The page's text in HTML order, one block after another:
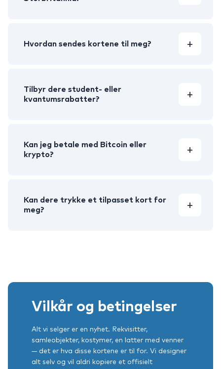
Hvordan sendes kortene til meg?
Tilbyr dere student- eller
kvantumsrabatter?
Kan jeg betale med Bitcoin eller
krypto?
Kan dere trykke et tilpasset kort for
meg?
Vilkår og betingelser
Alt vi selger er en nyhet. Rekvisitter,
samleobjekter, kostymer, en latter med venner
— det er hva disse kortene er til for. Vi designer
alt selv og vil aldri kopiere et offisielt